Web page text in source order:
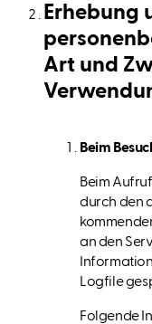
Erhebung
Art und
Beim
Beim
durch den
an den
Logfile
Folgende